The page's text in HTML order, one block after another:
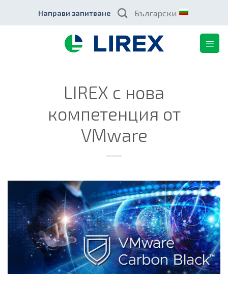
content
Направи запитване Български
LIREX с нова
компетенция от
VMware